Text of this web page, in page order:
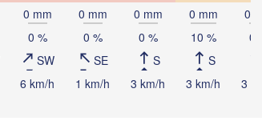
0 mm
0 %
SW
6 km/h
0 mm
0 %
SE
1 km/h
0 mm
0 %
S
3 km/h
0 mm
10 %
S
3 km/h
0
0
3